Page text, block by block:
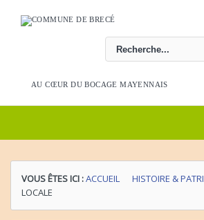
AU CŒUR DU BOCAGE MAYENNAIS
VOUS ÊTES ICI :ACCUEIL HISTOIRE &
LOCALE